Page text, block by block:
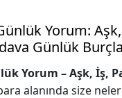
Yorum:
Günlük
Yorum – Aşk, İş,
alanında size